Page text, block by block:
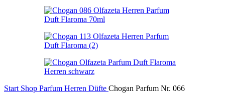
Start Shop Parfum Herren Düfte Chogan Parfum Nr. 066